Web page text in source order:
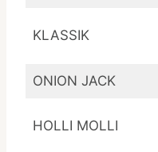
KLASSIK
ONION JACK
HOLLI MOLLI